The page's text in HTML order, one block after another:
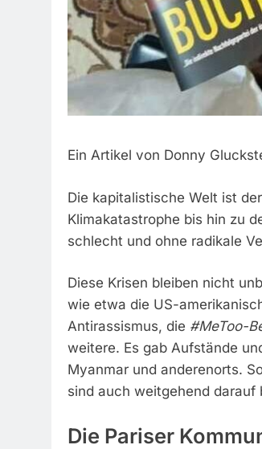
Ein Artikel von Donny
Die kapitalistische Welt ist
Klimakatastrophe bis hin zu
schlecht und ohne radikale
Diese Krisen bleiben nicht
wie etwa die US-
Antirassismus, die #MeToo-
weitere. Es gab Aufstände
Myanmar und anderenorts.
sind auch weitgehend darauf
Die Pariser